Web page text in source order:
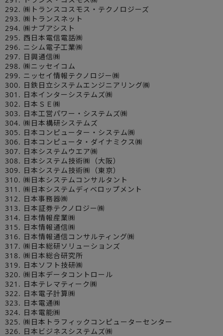
292. ㈱トランスコスモス・テクノロジーズ
293. ㈱トランスネット
294. ㈱ナブアシスト
295. 西日本電信電話㈱
296. ニシム電子工業㈱
297. 日興通信㈱
298. ㈱ニッセイコム
299. ニッセイ情報テクノロジー㈱
300. 日鉄日立システムエンジニアリング㈱
301. 日本インターシステムズ㈱
302. 日本ＳＥ㈱
303. 日本工営パワー・システムズ㈱
304. ㈱日本構研システムズ
305. 日本コンピューター・システム㈱
306. 日本コンピュータ・ダイナミクス㈱
307. 日本システムウエア㈱
308. 日本システム技術㈱（大阪）
309. 日本システム技術㈱（東京）
310. ㈱日本システムコンサルタント
311. ㈱日本システムディベロップメント
312. 日本事務器㈱
313. 日本証券テクノロジー㈱
314. 日本情報産業㈱
315. 日本情報通信㈱
316. 日本情報通信コンサルティング㈱
317. ㈱日本総研ソリューションズ
318. ㈱日本総合研究所
319. 日本ソフト技研㈱
320. ㈱日本データコントロール
321. 日本テレマティーク㈱
322. 日本電子計算㈱
323. 日本電通㈱
324. 日本電能㈱
325. ㈱日本トラフィックコンピューターセンター
326. 日本ビジネスシステムズ㈱